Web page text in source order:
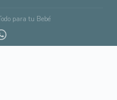
para tu Bebé